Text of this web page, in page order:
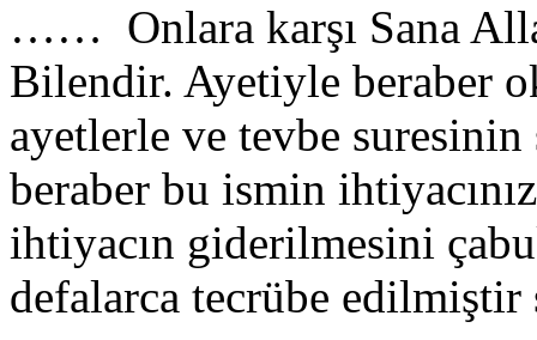
…… Onlara karşı Sana
Bilendir. Ayetiyle beraber
ayetlerle ve tevbe
beraber bu ismin
ihtiyacın giderilmesini
defalarca tecrübe edilmiştir